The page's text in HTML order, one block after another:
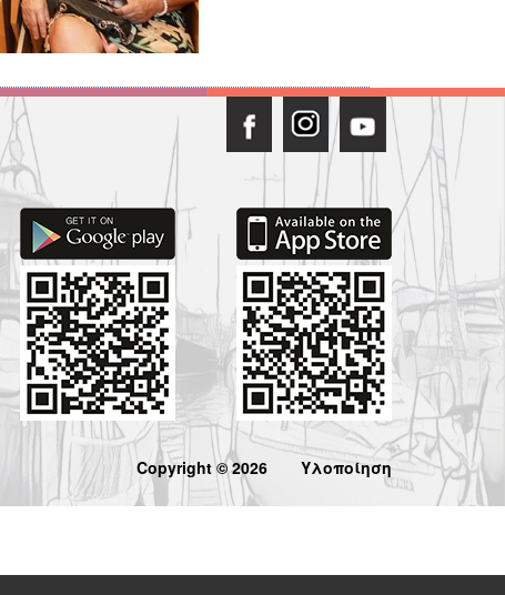
Copyright © 2026 Υλοποίηση